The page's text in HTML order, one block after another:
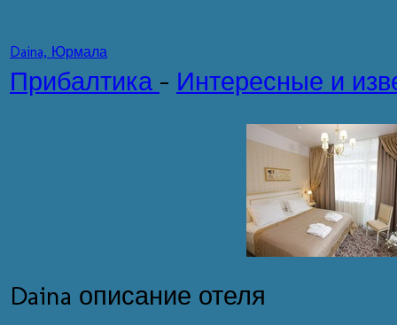
Daina, Юрмала
Прибалтика - Интересные и
Daina описание отеля